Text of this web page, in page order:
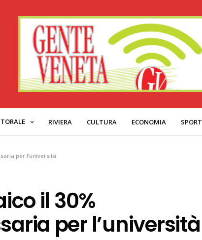
RIVIERA CULTURA ECONOMIA SPORT
per l’università
il 30%
per l’università